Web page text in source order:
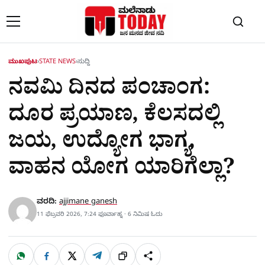
ಮುಖಪುಟ›STATE NEWS›ಸುದ್ದಿ
ನವಮಿ ದಿನದ ಪಂಚಾಂಗ:
ದೂರ ಪ್ರಯಾಣ, ಕೆಲಸದಲ್ಲಿ
ಜಯ, ಉದ್ಯೋಗ ಭಾಗ್ಯ,
ವಾಹನ ಯೋಗ ಯಾರಿಗೆಲ್ಲಾ?
ವರದಿ: ajjimane ganesh
11 ಫೆಬ್ರವರಿ 2026, 7:24 ಫೂರ್ವಾಹ್ನ · 6 ನಿಮಿಷ ಓದು
ಹಂಚಿಕೊಳ್ಳಿ
W F X T